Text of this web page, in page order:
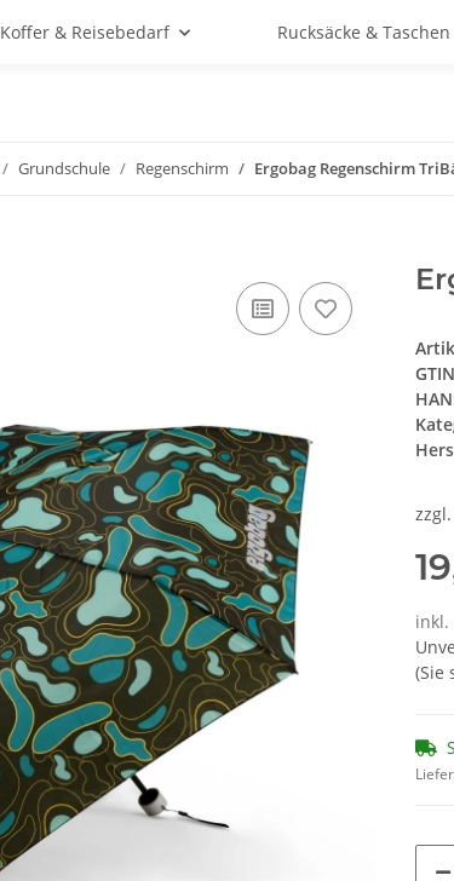
Koffer & Reisebedarf Rucksäcke & Taschen
Grundschule Regenschirm Ergobag Regenschirm
inkl.
(Sie